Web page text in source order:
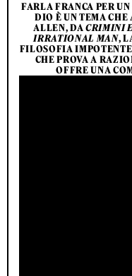
FARLA FRANCA PER
DIO È UN TEMA CHE
ALLEN, DACRIMINI
IRRATIONAL MAN,
FILOSOFIA
CHE PROVA A
OFFRE UNA